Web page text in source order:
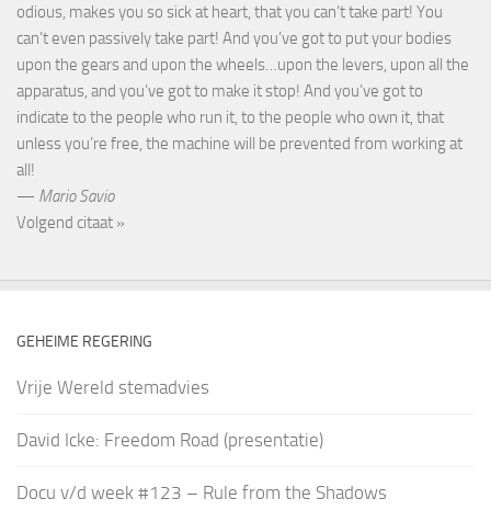
odious, makes you so sick at heart, that you can’t take part! You
can’t even passively take part! And you’ve got to put your bodies
upon the gears and upon the wheels…upon the levers, upon all the
apparatus, and you’ve got to make it stop! And you’ve got to
indicate to the people who run it, to the people who own it, that
unless you’re free, the machine will be prevented from working at
all!
— Mario Savio
Volgend citaat »
GEHEIME REGERING
Vrije Wereld stemadvies
David Icke: Freedom Road (presentatie)
Docu v/d week #123 – Rule from the Shadows